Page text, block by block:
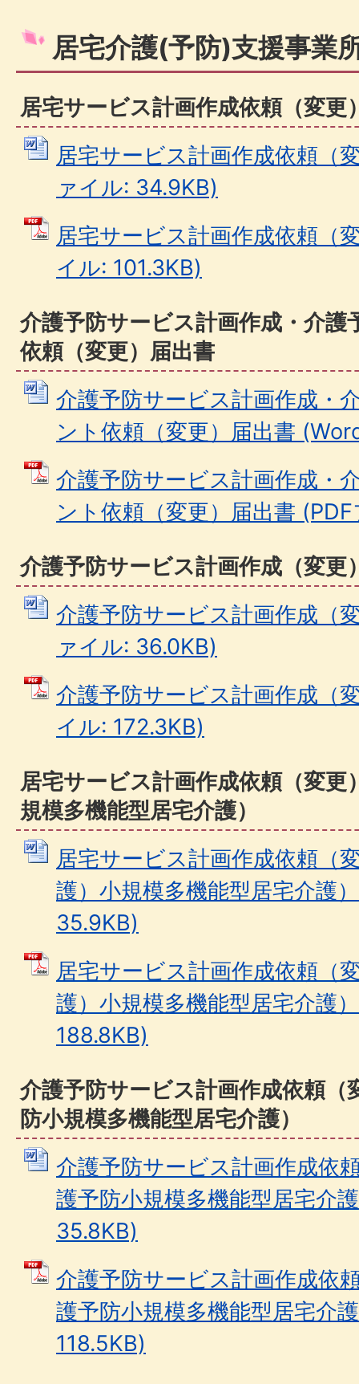
居宅介護(予防)支援事業
居宅サービス計画作成依頼（変更
居宅サービス計画作成依頼（
ァイル: 34.9KB)
居宅サービス計画作成依頼（
イル: 101.3KB)
介護予防サービス計画作成・介
依頼（変更）届出書
介護予防サービス計画作成・
ント依頼（変更）届出書
介護予防サービス計画作成・
ント依頼（変更）届出書
介護予防サービス計画作成（変更
介護予防サービス計画作成（
ァイル: 36.0KB)
介護予防サービス計画作成（
イル: 172.3KB)
居宅サービス計画作成依頼（変更
規模多機能型居宅介護）
居宅サービス計画作成依頼（
護）小規模多機能型居宅介護
35.9KB)
居宅サービス計画作成依頼（
護）小規模多機能型居宅介護
188.8KB)
介護予防サービス計画作成依頼（
防小規模多機能型居宅介護）
介護予防サービス計画作成依
護予防小規模多機能型居宅介
35.8KB)
介護予防サービス計画作成依
護予防小規模多機能型居宅介
118.5KB)